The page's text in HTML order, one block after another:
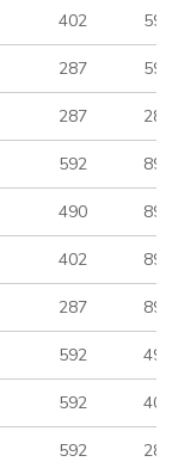
402 592
287 592
287 287
592 892
490 892
402 892
287 892
592 490
592 402
592 287